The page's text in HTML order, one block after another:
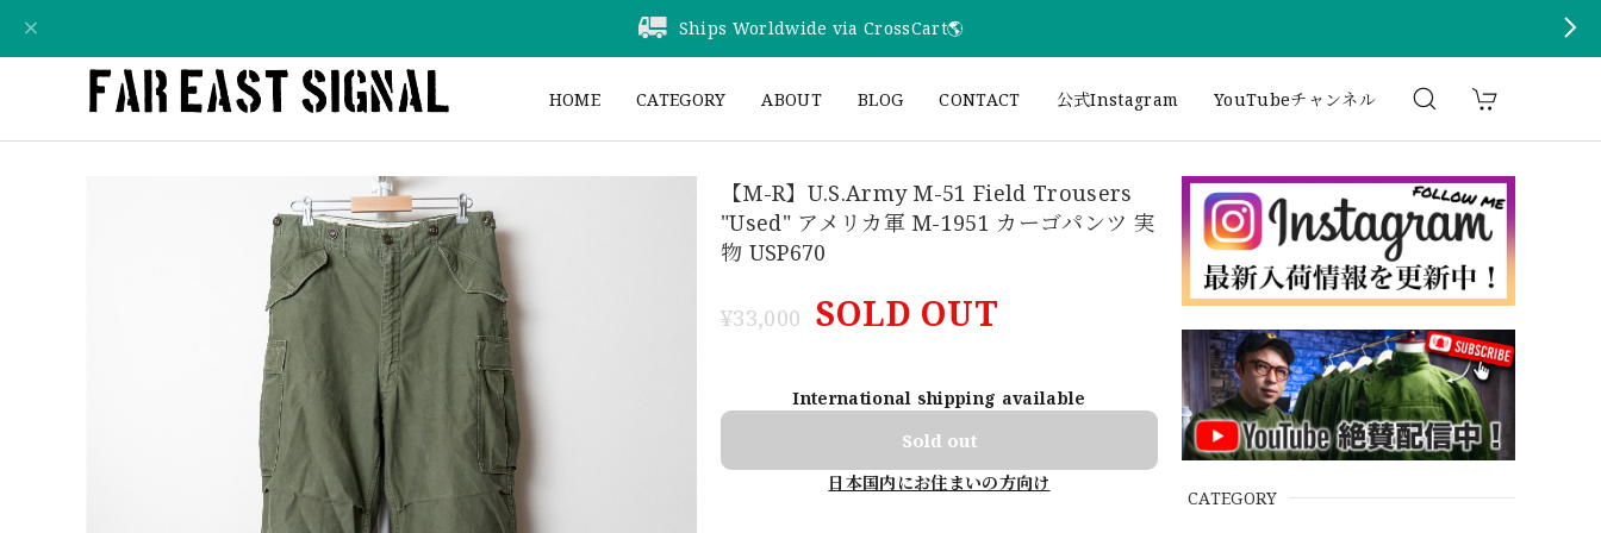
Ships Worldwide via CrossCart🌎️
HOME CATEGORY ABOUT BLOG CONTACT 公式Instagram YouTubeチャンネル
CATEGORY
【M-R】U.S.Army M-51 Field Trousers
"Used" アメリカ軍 M-1951 カーゴパンツ 実
物 USP670
¥33,000 SOLD OUT
International shipping available
Sold out
日本国内にお住まいの方向け